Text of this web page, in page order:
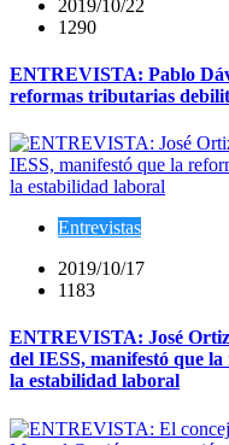
2019/10/22
1290
ENTREVISTA: Pablo
reformas tributarias
Entrevistas
2019/10/17
1183
ENTREVISTA: José
del IESS, manifestó que
la estabilidad laboral